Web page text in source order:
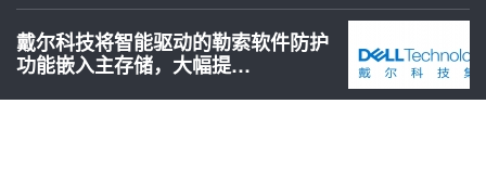
戴尔科技将智能驱动的勒索软件防护
功能嵌入主存储，大幅提…